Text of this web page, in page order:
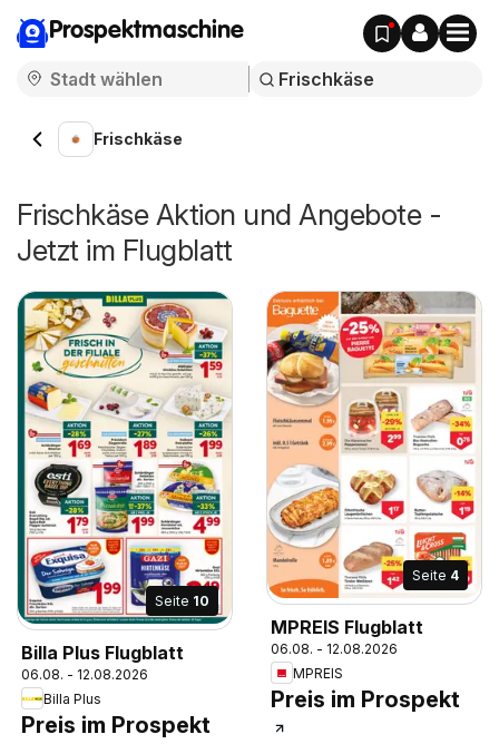
Prospektmaschine
Frischkäse
Frischkäse Aktion und Angebote -
Jetzt im Flugblatt
Seite 10
Billa Plus Flugblatt
06.08. - 12.08.2026
Billa Plus
Preis im Prospekt
Seite 4
MPREIS Flugblatt
06.08. - 12.08.2026
MPREIS
Preis im Prospekt